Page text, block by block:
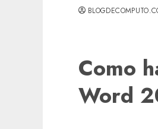
Como
Word